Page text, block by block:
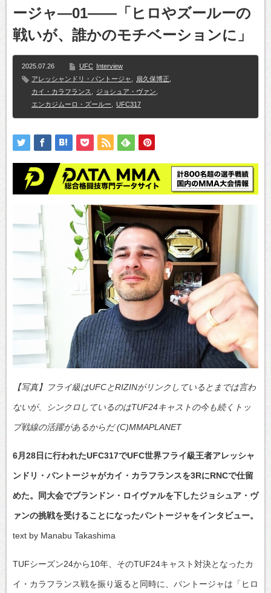
ージャ―01――「ヒロやズールーの
戦いが、誰かのモチベーションに」
2025.07.26 UFC Interview
アレッシャンドリ・パントージャ
扇久保博正
カイ・カラフランス
ジョシュア・ヴァン
エンカジムーロ・ズールー
UFC317
【写真】フライ級はUFCとRIZINがリンクしているとまでは言わ
ないが、シンクロしているのはTUF24キャストの今も続くトッ
プ戦線の活躍があるからだ (C)MMAPLANET
6月28日に行われたUFC317でUFC世界フライ級王者アレッシャ
ンドリ・パントージャがカイ・カラフランスを3RにRNCで仕留
めた。同大会でブランドン・ロイヴァルを下したジョシュア・ヴ
ァンの挑戦を受けることになったパントージャをインタビュー。
text by Manabu Takashima
TUFシーズン24から10年、そのTUF24キャスト対決となったカ
イ・カラフランス戦を振り返ると同時に、パントージャは「ヒロ